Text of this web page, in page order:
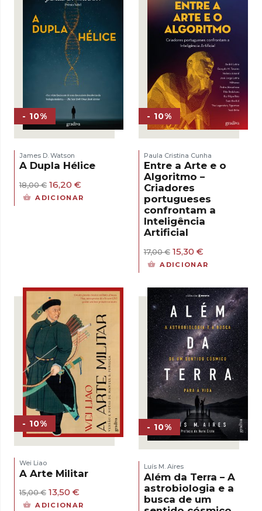
- 10%
James D. Watson
A Dupla Hélice
18,00€ O
preço
original
16,20 €
preço
atual
ADICIONAR
- 10%
Paula Cristina Cunha
Entre a Arte e o
Algoritmo –
Criadores
portugueses
confrontam a
Inteligência
Artificial
17,00€ O
preço
original
17,00 €.
15,30 €O
preço
atual
15,30 €.
ADICIONAR
- 10%
Wei Liao
A Arte Militar
15,00€ O
preço
13,50 €
preço
ADICIONAR
- 10%
Luís M. Aires
Além da Terra – A
astrobiologia e a
busca de um